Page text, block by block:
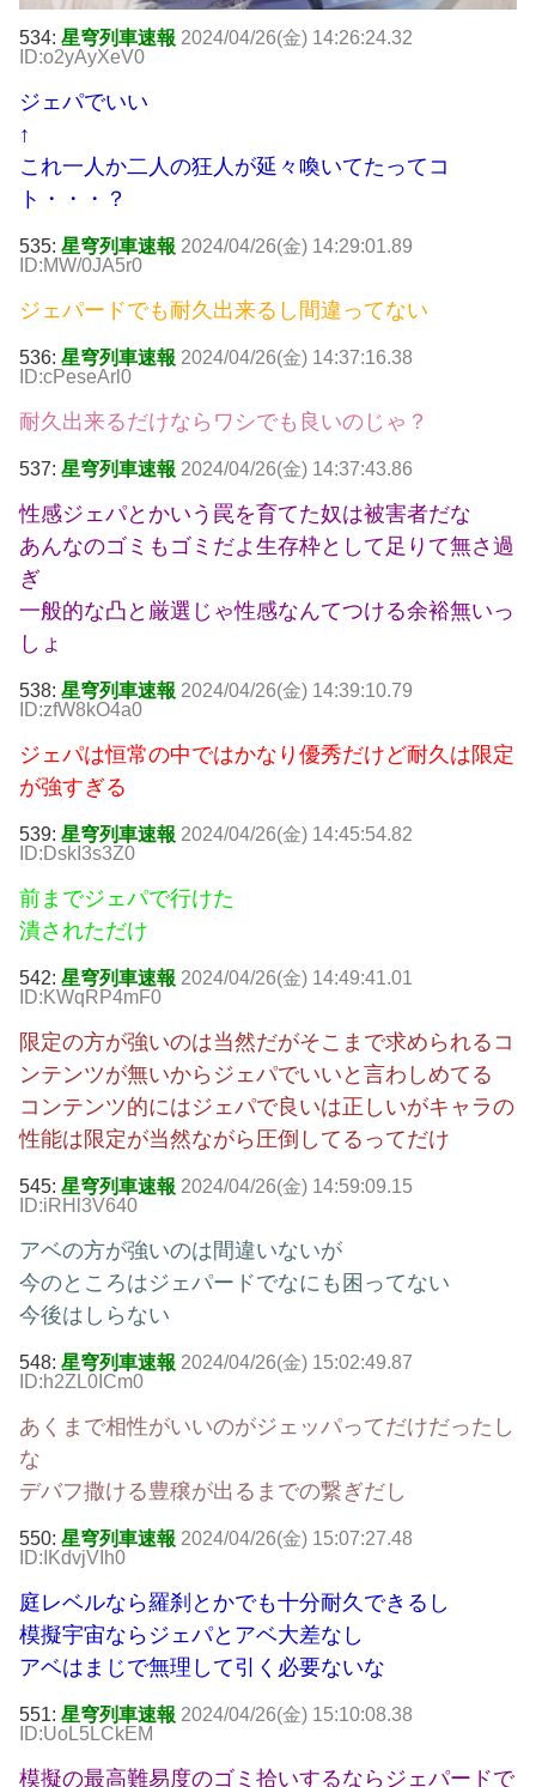
534: 星穹列車速報 2024/04/26(金) 14:26:24.32
ID:o2yAyXeV0
ジェパでいい
↑
これ一人か二人の狂人が延々喚いてたってコ
ト・・・？
535: 星穹列車速報 2024/04/26(金) 14:29:01.89
ID:MW/0JA5r0
ジェパードでも耐久出来るし間違ってない
536: 星穹列車速報 2024/04/26(金) 14:37:16.38
ID:cPeseArl0
耐久出来るだけならワシでも良いのじゃ？
537: 星穹列車速報 2024/04/26(金) 14:37:43.86
性感ジェパとかいう罠を育てた奴は被害者だな
あんなのゴミもゴミだよ生存枠として足りて無さ過
ぎ
一般的な凸と厳選じゃ性感なんてつける余裕無いっ
しょ
538: 星穹列車速報 2024/04/26(金) 14:39:10.79
ID:zfW8kO4a0
ジェパは恒常の中ではかなり優秀だけど耐久は限定
が強すぎる
539: 星穹列車速報 2024/04/26(金) 14:45:54.82
ID:DskI3s3Z0
前までジェパで行けた
潰されただけ
542: 星穹列車速報 2024/04/26(金) 14:49:41.01
ID:KWqRP4mF0
限定の方が強いのは当然だがそこまで求められるコ
ンテンツが無いからジェパでいいと言わしめてる
コンテンツ的にはジェパで良いは正しいがキャラの
性能は限定が当然ながら圧倒してるってだけ
545: 星穹列車速報 2024/04/26(金) 14:59:09.15
ID:iRHl3V640
アベの方が強いのは間違いないが
今のところはジェパードでなにも困ってない
今後はしらない
548: 星穹列車速報 2024/04/26(金) 15:02:49.87
ID:h2ZL0ICm0
あくまで相性がいいのがジェッパってだけだったし
な
デバフ撒ける豊穣が出るまでの繋ぎだし
550: 星穹列車速報 2024/04/26(金) 15:07:27.48
ID:IKdvjVIh0
庭レベルなら羅刹とかでも十分耐久できるし
模擬宇宙ならジェパとアベ大差なし
アベはまじで無理して引く必要ないな
551: 星穹列車速報 2024/04/26(金) 15:10:08.38
ID:UoL5LCkEM
模擬の最高難易度のゴミ拾いするならジェパードで